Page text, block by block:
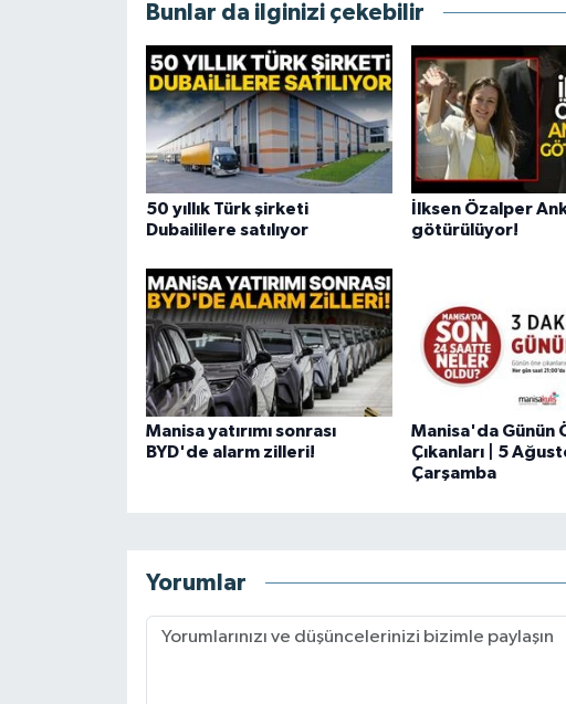
Bunlar da ilginizi çekebilir
50 yıllık Türk şirketi
Dubaililere satılıyor
İlksen Özalper
götürülüyor!
Manisa yatırımı sonrası
BYD'de alarm zilleri!
Manisa'da Günün
Çıkanları | 5
Çarşamba
Yorumlar